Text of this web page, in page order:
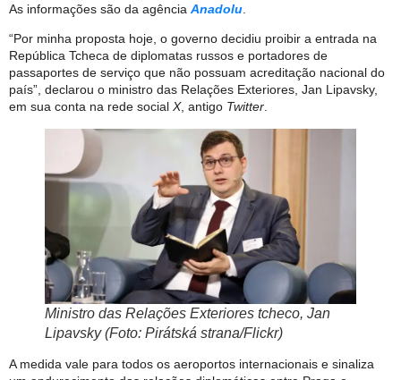
As informações são da agência Anadolu
“Por minha proposta hoje, o governo decidiu proibir a entrada na
República Tcheca de diplomatas russos e portadores de
passaportes de serviço que não possuam acreditação nacional do
país”, declarou o ministro das Relações Exteriores, Jan Lipavsky,
em sua conta na rede social X, antigo Twitter.
Ministro das Relações Exteriores tcheco, Jan
Lipavsky (Foto: Pirátská strana/Flickr)
A medida vale para todos os aeroportos internacionais e sinaliza